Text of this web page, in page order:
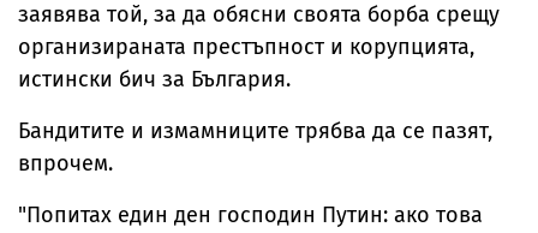
заявява той, за да обясни своята борба срещу
организираната престъпност и корупцията,
истински бич за България.
Бандитите и измамниците трябва да се пазят,
впрочем.
"Попитах един ден господин Путин: ако това